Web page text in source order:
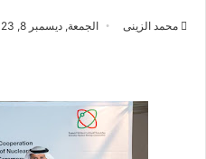
محمد الزينى الجمعة, ديسمبر 8, 2023 11:22 م